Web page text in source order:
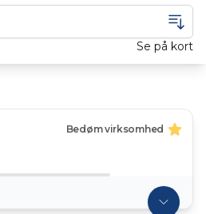
Se på kort
Bedøm virksomhed